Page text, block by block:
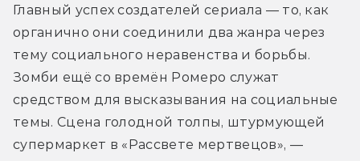
Главный успех создателей сериала — то, как
органично они соединили два жанра через
тему социального неравенства и борьбы.
Зомби ещё со времён Ромеро служат
средством для высказывания на социальные
темы. Сцена голодной толпы, штурмующей
супермаркет в «Рассвете мертвецов», —